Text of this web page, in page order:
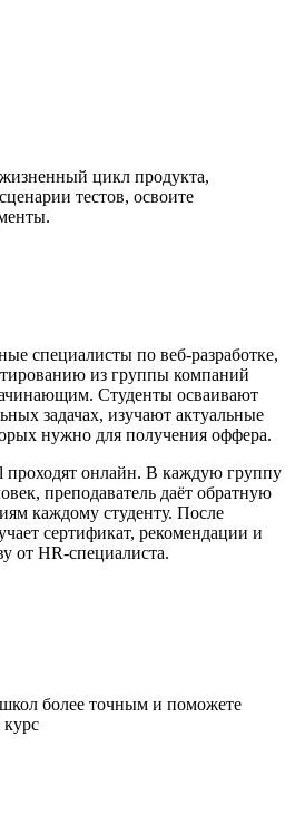
цикл продукта,
тестов, освоите
специалисты по веб-разработке,
из группы компаний
Студенты осваивают
задачах, изучают актуальные
нужно для получения оффера.
проходят онлайн. В каждую группу
преподаватель даёт обратную
каждому студенту. После
сертификат, рекомендации и
от HR-специалиста.
более точным и поможете